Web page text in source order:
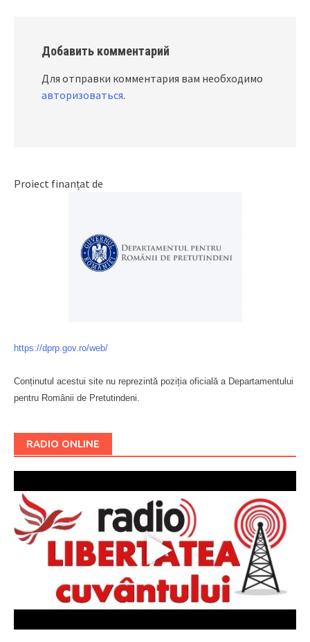
Добавить комментарий
Для отправки комментария вам необходимо
авторизоваться.
Proiect finanțat de
https://dprp.gov.ro/web/
Conținutul acestui site nu reprezintă poziția oficială a Departamentului
pentru Românii de Pretutindeni.
RADIO ONLINE